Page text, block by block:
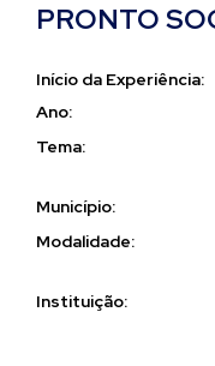
PRONTO
Início da Experiência:
Ano:
Tema:
Município:
Modalidade:
Instituição: